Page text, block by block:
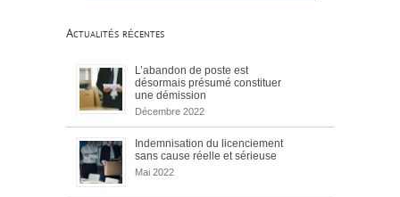
Actualités récentes
L’abandon de poste est
désormais présumé constituer
une démission
Décembre 2022
Indemnisation du licenciement
sans cause réelle et sérieuse
Mai 2022